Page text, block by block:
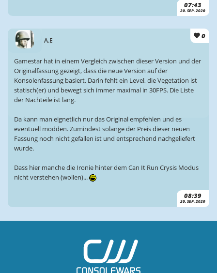
07:43
20. SEP. 2020
A.E
0
08:39
20. SEP. 2020
Gamestar hat in einem Vergleich zwischen dieser Version und der
Originalfassung gezeigt, dass die neue Version auf der
Konsolenfassung basiert. Darin fehlt ein Level, die Vegetation ist
statisch(er) und bewegt sich immer maximal in 30FPS. Die Liste
der Nachteile ist lang.
Da kann man eignetlich nur das Original empfehlen und es
eventuell modden. Zumindest solange der Preis dieser neuen
Fassung noch nicht gefallen ist und entsprechend nachgeliefert
wurde.
Dass hier manche die Ironie hinter dem Can It Run Crysis Modus
nicht verstehen (wollen)...